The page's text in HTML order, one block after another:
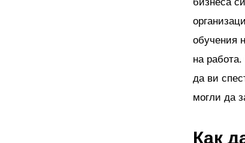
обучения
на
да ви
могли да
Как